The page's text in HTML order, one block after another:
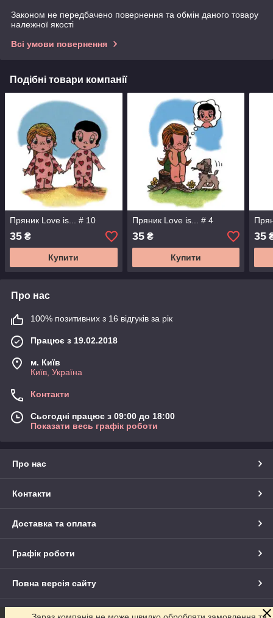
Законом не передбачено повернення та обмін даного товару
належної якості
Всі умови повернення
Подібні товари компанії
Пряник Love is... # 10
35 ₴
Купити
Пряник Love is... # 4
35₴
Купити
35
Про нас
100% позитивних з 16 відгуків за рік
Працює з 19.02.2018
м. Київ
Київ, Україна
Контакти
Сьогодні працює з 09:00 до 18:00
Показати весь графік роботи
Про нас
Контакти
Доставка та оплата
Графік роботи
Повна версія сайту
Сайт створено на маркетплейсіProm.ua